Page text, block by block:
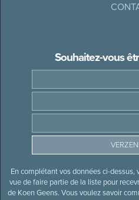
Souhaitez-vous
En complétant vos données ci-
vue de faire partie de la liste pour
de Koen Geens. Vous voulez savoir